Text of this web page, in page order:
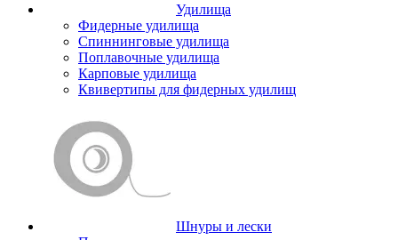
Удилища
Фидерные удилища
Спиннинговые удилища
Поплавочные удилища
Карповые удилища
Квивертипы для фидерных удилищ
Шнуры и лески